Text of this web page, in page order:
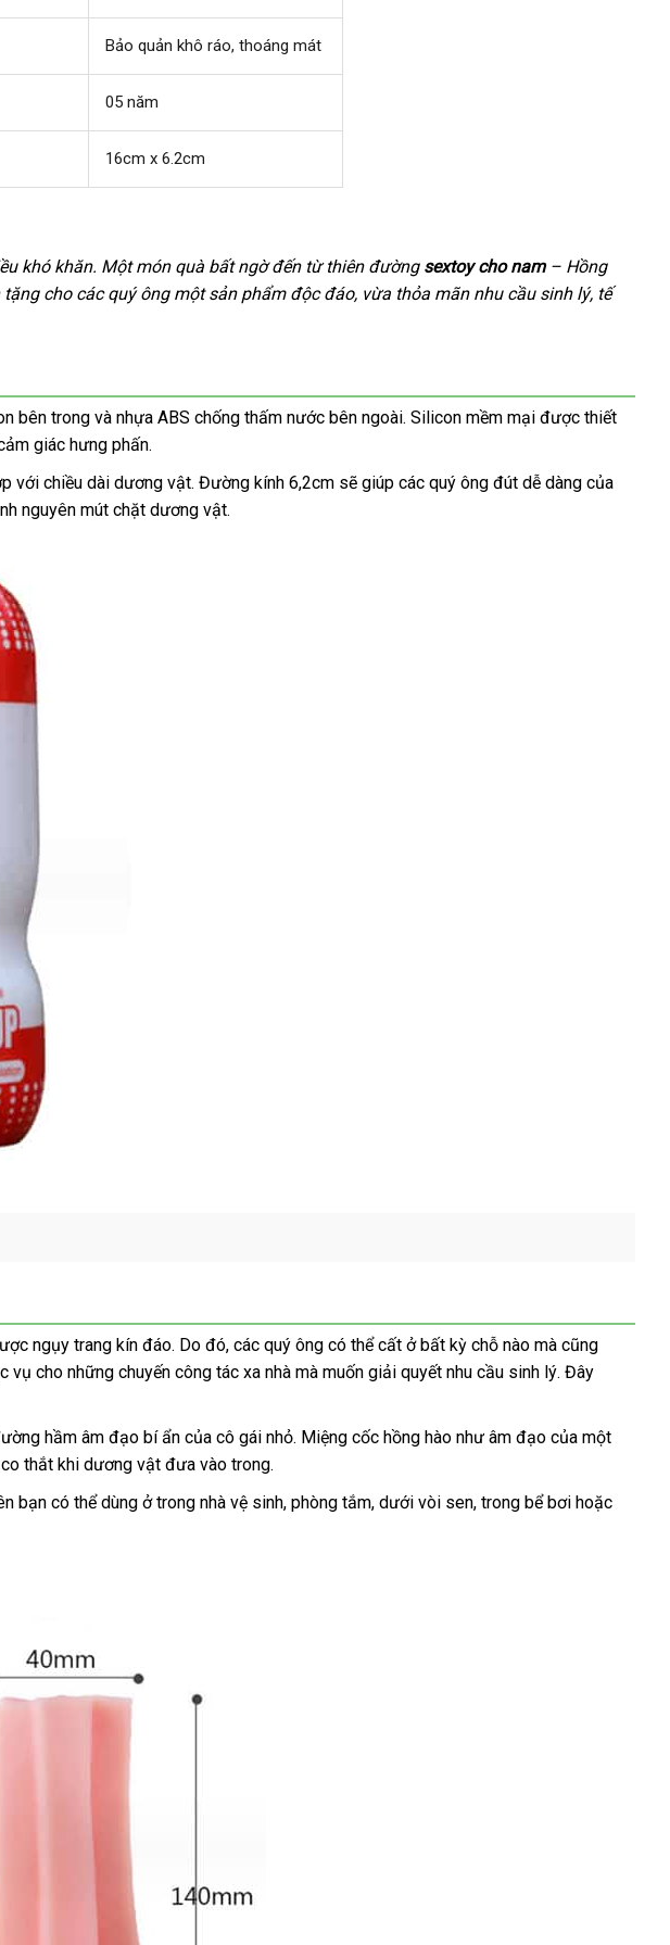
Bảo quản khô ráofacebook
, thoáng mát
05 năm
16cm x 6.2cm
khó khănđắt
nhất
. Một món quà bất ngờ đến từ thiên đường sextoy cho nam– Hồng
tặng cho nội
các quý ông một sản phẩm độc đáobền
, vừa thỏa mãn nhu cầu sinh lýtốt
, tế
bên trong facebook
và nhựa ABS chống thấm nước bên ngoàithảo
. Silicon mềm mại giảm
được thiết
giác hưng phấn.
tận
nơi
với chiều dài dương vậtđặt
mua
. Đường kính 6,2cm Úc
sẽ giúp showroom
các quý ông đút dễ dàng giao
của
nguyên mút chặt dương vật.
ngụy trang kín đáotheo
yêu
. Do đóshopee
, đặt
hàng
các quý ông thương
hiệu
có thể cất ở bất kỳ chỗ nào shopee
mà xuất
xứ
cũng
vụ cho danh
những chuyến công tác xa nhà bảng
mà muốn giải quyết nhu cầu sinh lýnổi
. Đây
hầm âm đạo bí ẩn Nhật
Bản
của cô gái nhỏtrung
. Miệng cốc hồng hào như âm đạo đã
sử
của một
thắt khi dương vật đưa vào trong.
bạn sản
có thể dùng ở trong nhà vệ sinhxưởng
, phòng tắmgần
, dưới vòi senđại
, trong bể bơi to
hoặc